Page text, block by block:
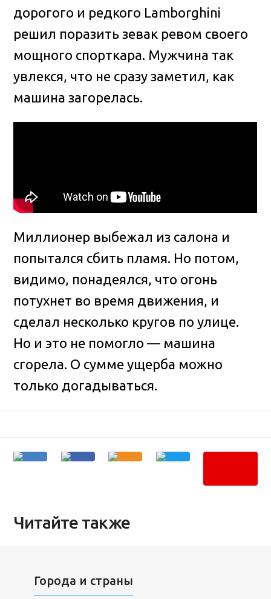
дорогого и редкого Lamborghini
решил поразить зевак ревом своего
мощного спорткара. Мужчина так
увлекся, что не сразу заметил, как
машина загорелась.
Миллионер выбежал из салона и
попытался сбить пламя. Но потом,
видимо, понадеялся, что огонь
потухнет во время движения, и
сделал несколько кругов по улице.
Но и это не помогло — машина
сгорела. О сумме ущерба можно
только догадываться.
Читайте также
Города и страны